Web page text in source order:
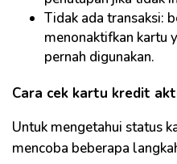
Tidak ada transaksi:
menonaktifkan kartu
pernah digunakan.
Cara cek kartu kredit
Untuk mengetahui status
mencoba beberapa